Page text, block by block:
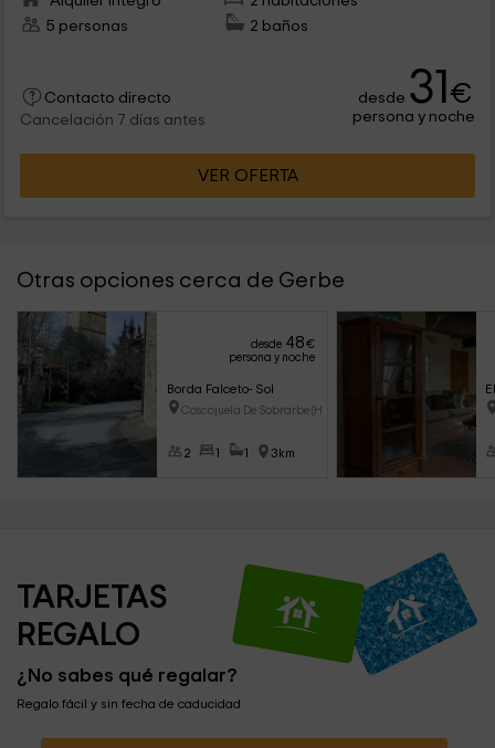
5 personas
2 baños
Contacto directo
Cancelación 7 días antes
desde 31€
persona y noche
VER OFERTA
Otras opciones cerca de Gerbe
desde 48€
persona y noche
Borda Falceto- Sol
Coscojuela De Sobrarbe (Huesca
2 1 1 3km
TARJETAS
REGALO
¿No sabes qué regalar?
Regalo fácil y sin fecha de caducidad